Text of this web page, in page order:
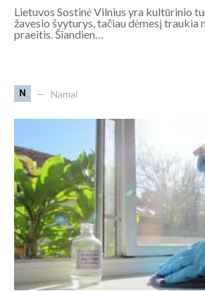
Lietuvos Sostinė Vilnius yra kultūrinio
žavesio švyturys, tačiau dėmesį traukia
praeitis. Šiandien…
N Namai